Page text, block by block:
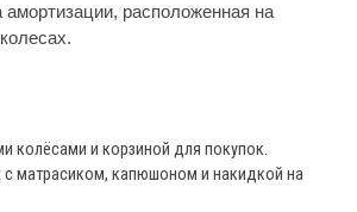
амортизации, расположенная на
колёсами и корзиной для покупок.
матрасиком, капюшоном и накидкой на